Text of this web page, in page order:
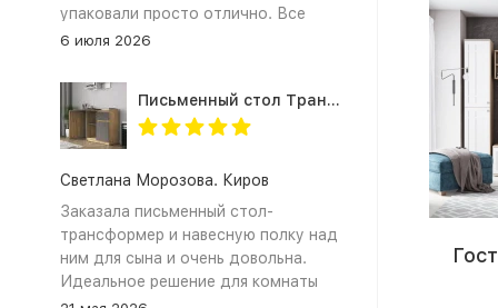
упаковали просто отлично. Все
получили и собрали. Документы на
Спасибо!
6 июля 2026
Письменный стол Трансформер для школьника с тумбой СП-21 СИТИ ЛДСП графит / дуб крафт золотой
Светлана Морозова. Киров
Заказала письменный стол-
трансформер и навесную полку над
ним для сына и очень довольна.
Идеальное решение для комнаты